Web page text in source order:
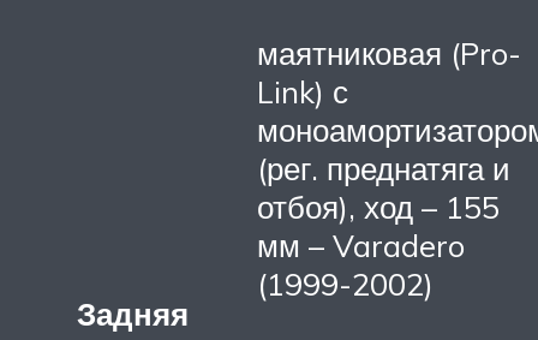
Задняя
маятниковая (Pro-
Link) с
(рег. преднатяга и
отбоя), ход – 155
мм – Varadero
(1999-2002)